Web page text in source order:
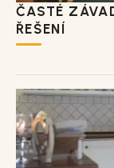
ČASTÉ
ŘEŠENÍ